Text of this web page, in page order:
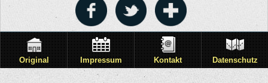
Original Impressum Kontakt Datenschutz